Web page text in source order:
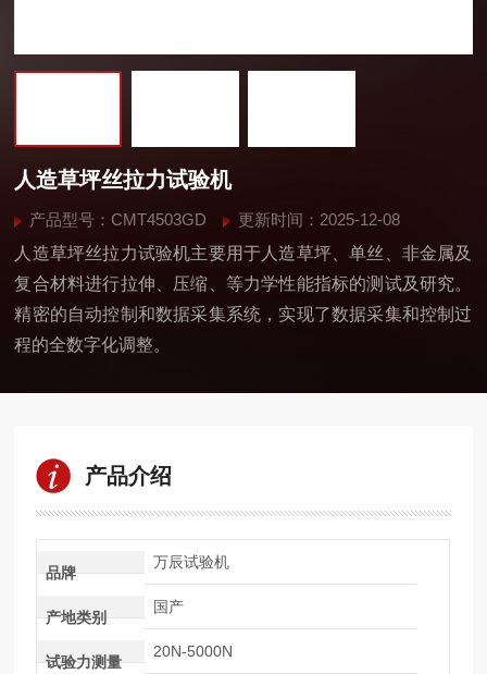
人造草坪丝拉力试验机
产品型号：CMT4503GD
更新时间：2025-12-08
人造草坪丝拉力试验机主要用于人造草坪、单丝、非金属及
复合材料进行拉伸、压缩、等力学性能指标的测试及研究。
精密的自动控制和数据采集系统，实现了数据采集和控制过
程的全数字化调整。
产品介绍
品牌
万辰试验机
产地类别
国产
试验力测量
20N-5000N